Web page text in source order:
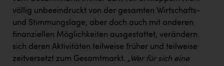
völlig unbeeindruckt von der gesamten Wirtschafts-
und Stimmungslage, aber doch auch mit anderen
finanziellen Möglichkeiten ausgestattet, verändern
sich deren Aktivitäten teilweise früher und teilweise
zeitversetzt zum Gesamtmarkt. „Wer für sich eine